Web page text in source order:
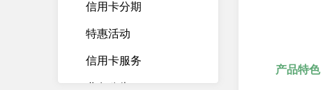
信用卡分期
特惠活动
信用卡服务
产品特色